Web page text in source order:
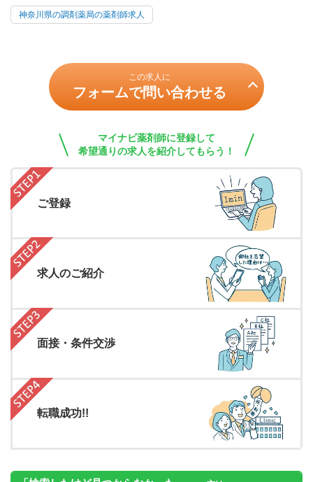
神奈川県の調剤薬局の薬剤師求人
この求人に
フォームで問い合わせる
マイナビ薬剤師に登録して
希望通りの求人を紹介してもらう！
ご登録
求人のご紹介
面接・条件交渉
転職成功!!